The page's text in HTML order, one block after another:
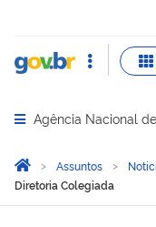
Abrir menu
Agência Nacional
Você está aqui:
Página Inicial
Assuntos
Diretoria Colegiada